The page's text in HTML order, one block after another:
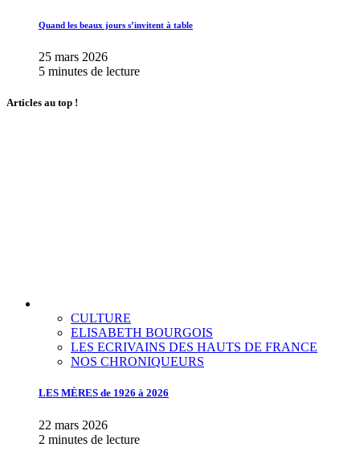
Quand les beaux jours s’invitent à table
25 mars 2026
5 minutes de lecture
Articles au top !
CULTURE
ELISABETH BOURGOIS
LES ECRIVAINS DES HAUTS DE FRANCE
NOS CHRONIQUEURS
LES MÈRES de 1926 à 2026
22 mars 2026
2 minutes de lecture